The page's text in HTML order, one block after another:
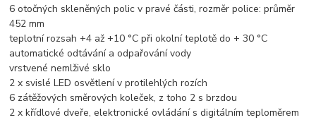
6 otočných skleněných polic v pravé části, rozměr police: průměr
452 mm
teplotní rozsah +4 až +10 °C při okolní teplotě do + 30 °C
automatické odtávání a odpařování vody
vrstvené nemlživé sklo
2 x svislé LED osvětlení v protilehlých rozích
6 zátěžových směrových koleček, z toho 2 s brzdou
2 x křídlové dveře, elektronické ovládání s digitálním teploměrem